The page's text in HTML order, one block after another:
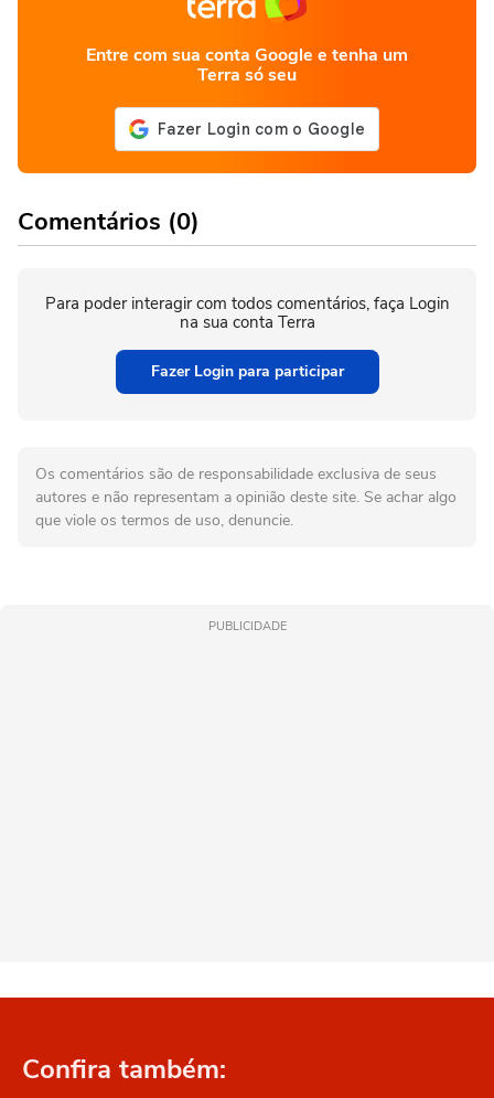
Entre com sua conta Google e tenha um
Terra só seu
Comentários (0)
Para poder interagir com todos comentários, faça Login
na sua conta Terra
Fazer Login para participar
Os comentários são de responsabilidade exclusiva de seus
autores e não representam a opinião deste site. Se achar algo
que viole os termos de uso, denuncie.
PUBLICIDADE
Confira também: